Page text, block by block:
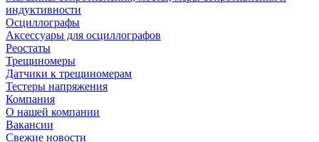
индуктивности
Осциллографы
Аксессуары для осциллографов
Реостаты
Трещиномеры
Датчики к трещиномерам
Тестеры напряжения
Компания
О нашей компании
Вакансии
Свежие новости